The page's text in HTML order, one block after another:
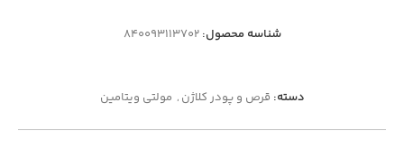
شناسه محصول:840093113702
دسته: قرص و پودر کلاژن , مولتی ویتامین